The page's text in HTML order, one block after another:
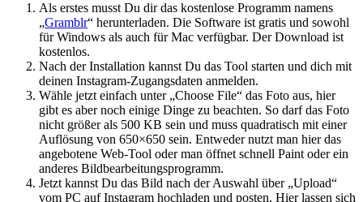
Als erstes musst Du dir das kostenlose Programm namens
„Gramblr“ herunterladen. Die Software ist gratis und sowohl
für Windows als auch für Mac verfügbar. Der Download ist
kostenlos.
Nach der Installation kannst Du das Tool starten und dich mit
deinen Instagram-Zugangsdaten anmelden.
Wähle jetzt einfach unter „Choose File“ das Foto aus, hier
gibt es aber noch einige Dinge zu beachten. So darf das Foto
nicht größer als 500 KB sein und muss quadratisch mit einer
Auflösung von 650×650 sein. Entweder nutzt man hier das
angebotene Web-Tool oder man öffnet schnell Paint oder ein
anderes Bildbearbeitungsprogramm.
Jetzt kannst Du das Bild nach der Auswahl über „Upload“
vom PC auf Instagram hochladen und posten. Hier lassen sich